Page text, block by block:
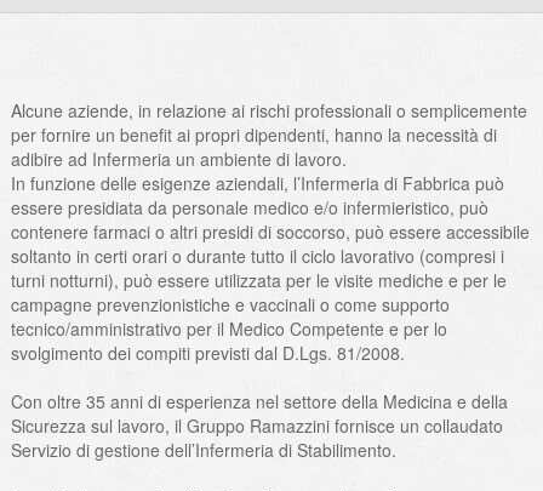
Alcune aziende, in relazione ai rischi professionali o semplicemente
per fornire un benefit ai propri dipendenti, hanno la necessità di
adibire ad Infermeria un ambiente di lavoro.
In funzione delle esigenze aziendali, l’Infermeria di Fabbrica può
essere presidiata da personale medico e/o infermieristico, può
contenere farmaci o altri presidi di soccorso, può essere accessibile
soltanto in certi orari o durante tutto il ciclo lavorativo (compresi i
turni notturni), può essere utilizzata per le visite mediche e per le
campagne prevenzionistiche e vaccinali o come supporto
tecnico/amministrativo per il Medico Competente e per lo
svolgimento dei compiti previsti dal D.Lgs. 81/2008.
Con oltre 35 anni di esperienza nel settore della Medicina e della
Sicurezza sul lavoro, il Gruppo Ramazzini fornisce un collaudato
Servizio di gestione dell’Infermeria di Stabilimento.